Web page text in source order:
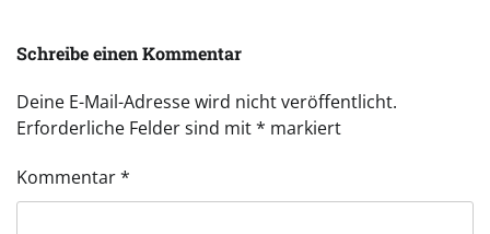
Schreibe einen Kommentar
Deine E-Mail-Adresse wird nicht veröffentlicht.
Erforderliche Felder sind mit* markiert
Kommentar*